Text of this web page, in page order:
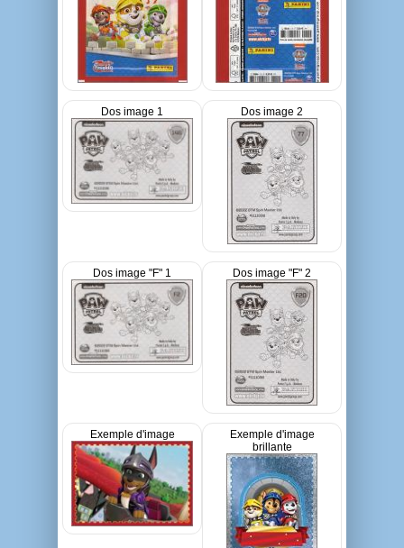
Dos image 1 Dos image 2
Dos image "F" 1 Dos image "F" 2
Exemple d'image
Exemple d'image
brillante